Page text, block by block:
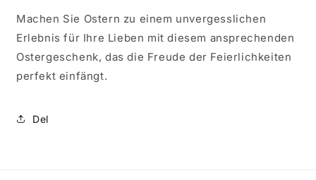
Machen Sie Ostern zu einem unvergesslichen
Erlebnis für Ihre Lieben mit diesem ansprechenden
Ostergeschenk, das die Freude der Feierlichkeiten
perfekt einfängt.
Del